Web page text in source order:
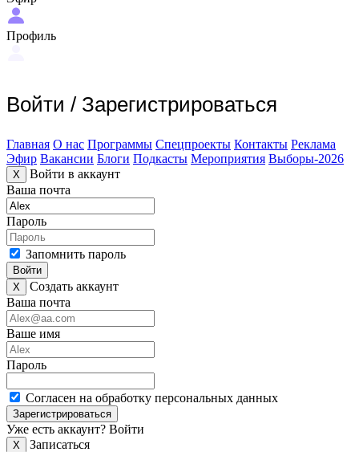
Профиль
Войти / Зарегистрироваться
Главная О нас Программы Спецпроекты Контакты Реклама
Эфир Вакансии Блоги Подкасты Мероприятия Выборы-2026
X
Войти в аккаунт
Ваша почта
Пароль
Запомнить пароль
Войти
X
Создать аккаунт
Ваша почта
Ваше имя
Пароль
Согласен на обработку персональных данных
Зарегистрироваться
Уже есть аккаунт? Войти
X
Записаться